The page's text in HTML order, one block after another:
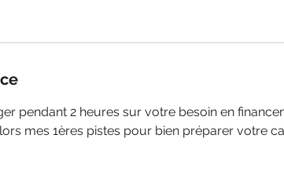
pendant 2 heures sur votre besoin en
mes 1ères pistes pour bien préparer votre